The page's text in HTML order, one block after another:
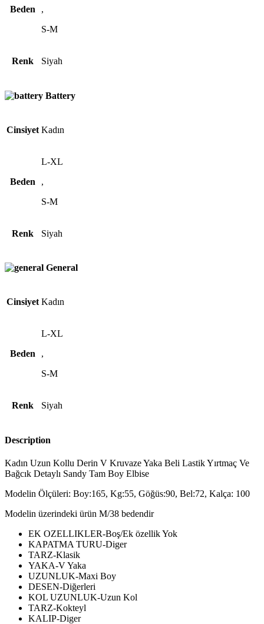
Beden
,
S-M
Renk Siyah
Battery
Cinsiyet Kadın
Beden
L-XL
,
S-M
Renk Siyah
General
Cinsiyet Kadın
Beden
L-XL
,
S-M
Renk Siyah
Description
Kadın Uzun Kollu Derin V Kruvaze Yaka Beli Lastik Yırtmaç Ve
Bağcık Detaylı Sandy Tam Boy Elbise
Modelin Ölçüleri: Boy:165, Kg:55, Göğüs:90, Bel:72, Kalça: 100
Modelin üzerindeki ürün M/38 bedendir
EK OZELLIKLER-Boş/Ek özellik Yok
KAPATMA TURU-Diger
TARZ-Klasik
YAKA-V Yaka
UZUNLUK-Maxi Boy
DESEN-Diğerleri
KOL UZUNLUK-Uzun Kol
TARZ-Kokteyl
KALIP-Diger